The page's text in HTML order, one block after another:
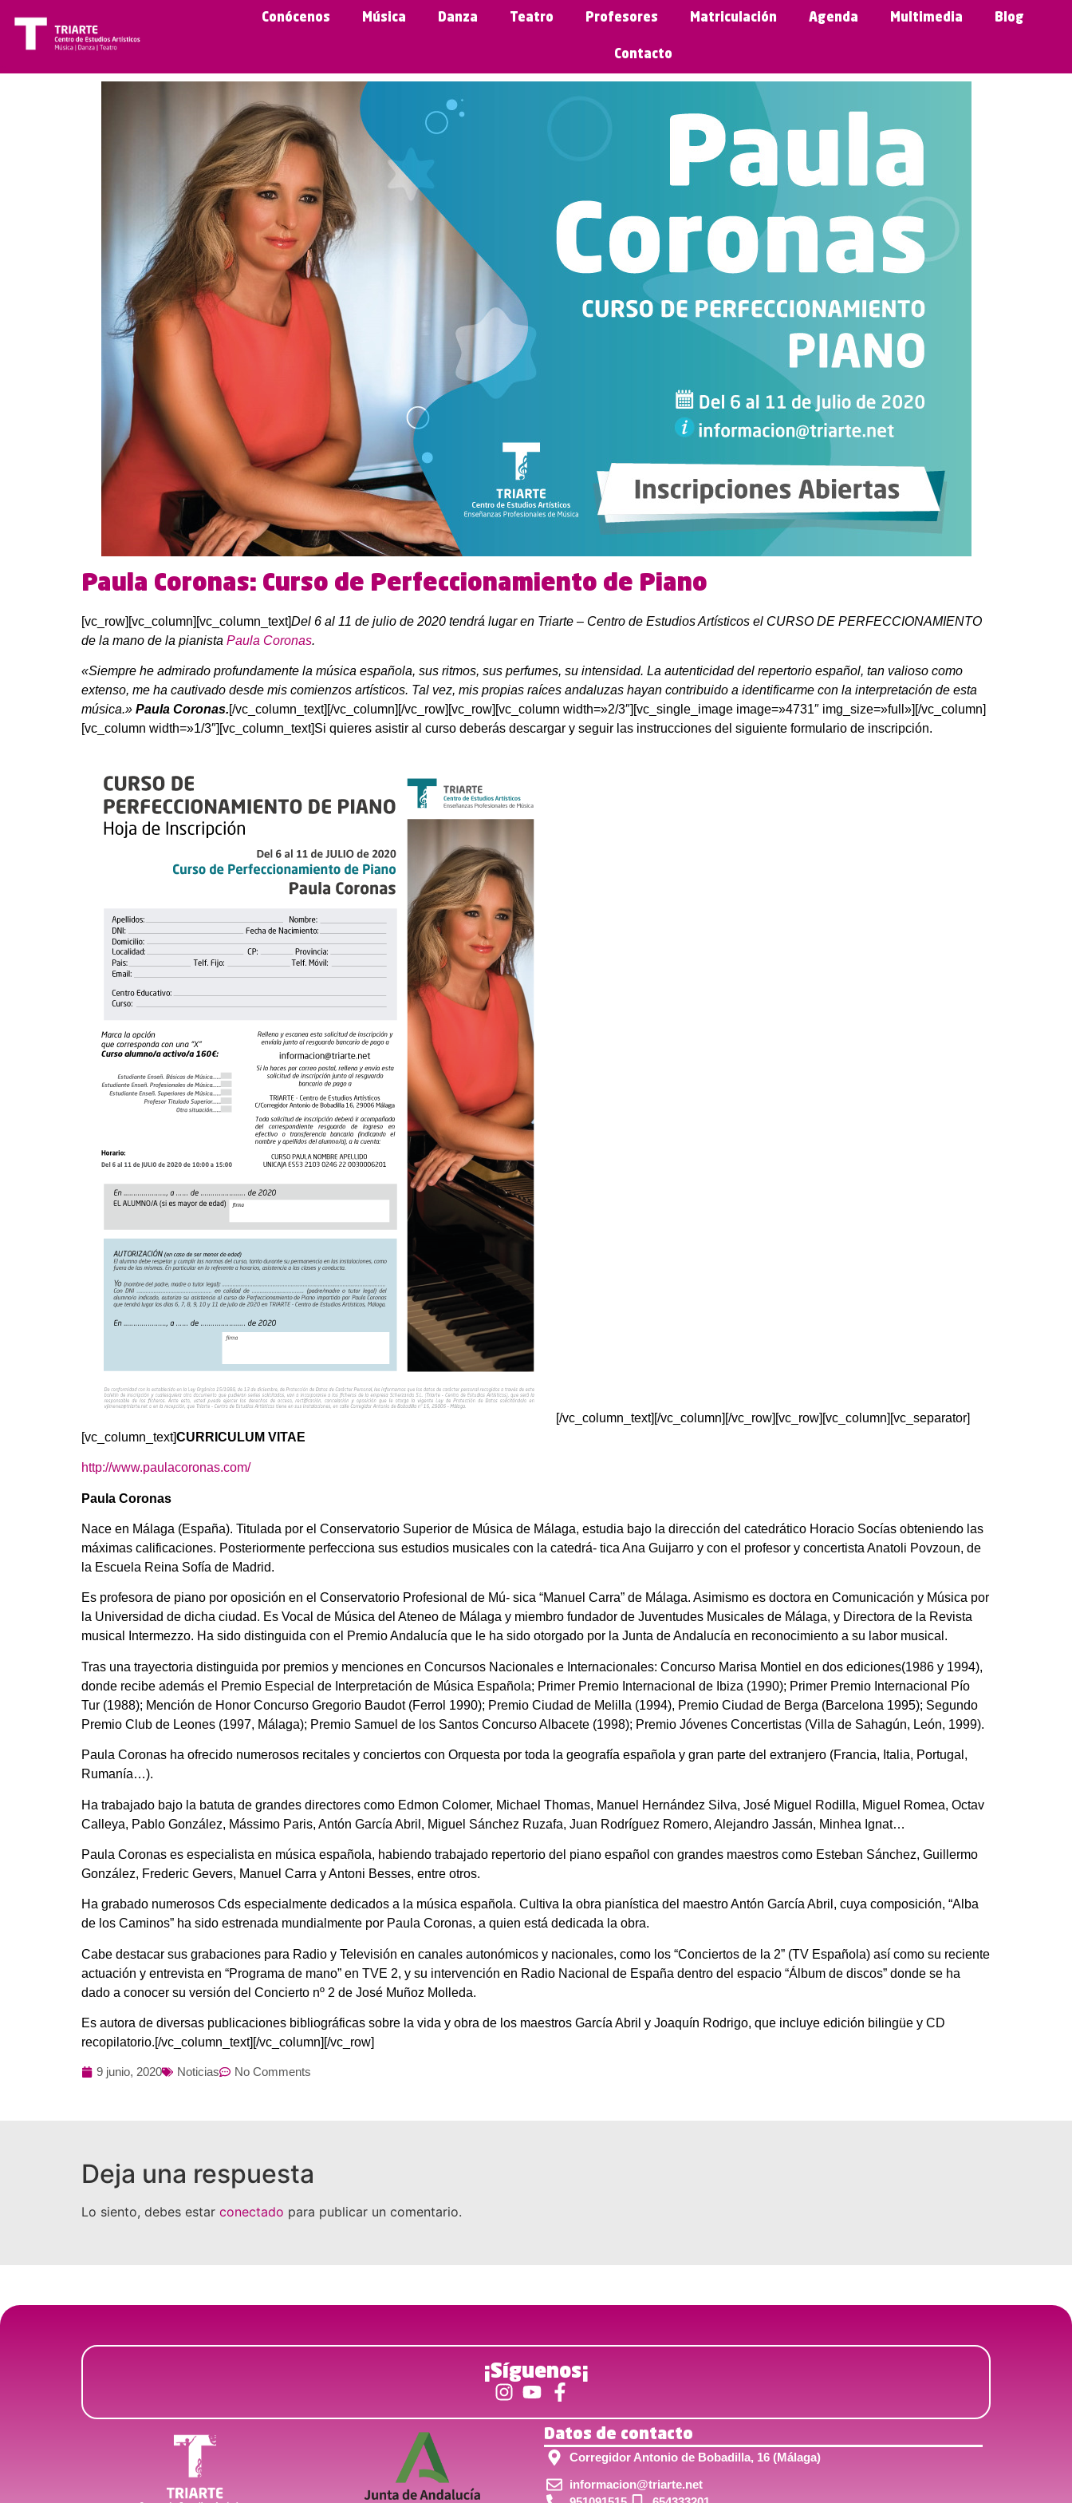
Conócenos Música Danza Teatro Profesores Matriculación Agenda Multimedia Blog
Contacto
Paula Coronas: Curso de Perfeccionamiento de Piano
[vc_row][vc_column][vc_column_text]Del 6 al 11 de julio de 2020 tendrá lugar en Triarte – Centro de Estudios Artísticos el CURSO DE PERFECCIONAMIENTO
de la mano de la pianista Paula Coronas.
«Siempre he admirado profundamente la música española, sus ritmos, sus perfumes, su intensidad. La autenticidad del repertorio español, tan valioso como
extenso, me ha cautivado desde mis comienzos artísticos. Tal vez, mis propias raíces andaluzas hayan contribuido a identificarme con la interpretación de esta
música.» Paula Coronas.[/vc_column_text][/vc_column][/vc_row][vc_row][vc_column width=»2/3″][vc_single_image image=»4731″ img_size=»full»][/vc_column]
[vc_column width=»1/3″][vc_column_text]Si quieres asistir al curso deberás descargar y seguir las instrucciones del siguiente formulario de inscripción.
[/vc_column_text][/vc_column][/vc_row][vc_row][vc_column][vc_separator]
[vc_column_text]CURRICULUM VITAE
http://www.paulacoronas.com/
Paula Coronas
Nace en Málaga (España). Titulada por el Conservatorio Superior de Música de Málaga, estudia bajo la dirección del catedrático Horacio Socías obteniendo las
máximas calificaciones. Posteriormente perfecciona sus estudios musicales con la catedrá- tica Ana Guijarro y con el profesor y concertista Anatoli Povzoun, de
la Escuela Reina Sofía de Madrid.
Es profesora de piano por oposición en el Conservatorio Profesional de Mú- sica “Manuel Carra” de Málaga. Asimismo es doctora en Comunicación y Música por
la Universidad de dicha ciudad. Es Vocal de Música del Ateneo de Málaga y miembro fundador de Juventudes Musicales de Málaga, y Directora de la Revista
musical Intermezzo. Ha sido distinguida con el Premio Andalucía que le ha sido otorgado por la Junta de Andalucía en reconocimiento a su labor musical.
Tras una trayectoria distinguida por premios y menciones en Concursos Nacionales e Internacionales: Concurso Marisa Montiel en dos ediciones(1986 y 1994),
donde recibe además el Premio Especial de Interpretación de Música Española; Primer Premio Internacional de Ibiza (1990); Primer Premio Internacional Pío
Tur (1988); Mención de Honor Concurso Gregorio Baudot (Ferrol 1990); Premio Ciudad de Melilla (1994), Premio Ciudad de Berga (Barcelona 1995); Segundo
Premio Club de Leones (1997, Málaga); Premio Samuel de los Santos Concurso Albacete (1998); Premio Jóvenes Concertistas (Villa de Sahagún, León, 1999).
Paula Coronas ha ofrecido numerosos recitales y conciertos con Orquesta por toda la geografía española y gran parte del extranjero (Francia, Italia, Portugal,
Rumanía…).
Ha trabajado bajo la batuta de grandes directores como Edmon Colomer, Michael Thomas, Manuel Hernández Silva, José Miguel Rodilla, Miguel Romea, Octav
Calleya, Pablo González, Mássimo Paris, Antón García Abril, Miguel Sánchez Ruzafa, Juan Rodríguez Romero, Alejandro Jassán, Minhea Ignat…
Paula Coronas es especialista en música española, habiendo trabajado repertorio del piano español con grandes maestros como Esteban Sánchez, Guillermo
González, Frederic Gevers, Manuel Carra y Antoni Besses, entre otros.
Ha grabado numerosos Cds especialmente dedicados a la música española. Cultiva la obra pianística del maestro Antón García Abril, cuya composición, “Alba
de los Caminos” ha sido estrenada mundialmente por Paula Coronas, a quien está dedicada la obra.
Cabe destacar sus grabaciones para Radio y Televisión en canales autonómicos y nacionales, como los “Conciertos de la 2” (TV Española) así como su reciente
actuación y entrevista en “Programa de mano” en TVE 2, y su intervención en Radio Nacional de España dentro del espacio “Álbum de discos” donde se ha
dado a conocer su versión del Concierto nº 2 de José Muñoz Molleda.
Es autora de diversas publicaciones bibliográficas sobre la vida y obra de los maestros García Abril y Joaquín Rodrigo, que incluye edición bilingüe y CD
recopilatorio.[/vc_column_text][/vc_column][/vc_row]
9 junio, 2020 Noticias No Comments
Deja una respuesta
Lo siento, debes estar conectado para publicar un comentario.
¡Síguenos¡
Datos de contacto
Corregidor Antonio de Bobadilla, 16 (Málaga)
informacion@triarte.net